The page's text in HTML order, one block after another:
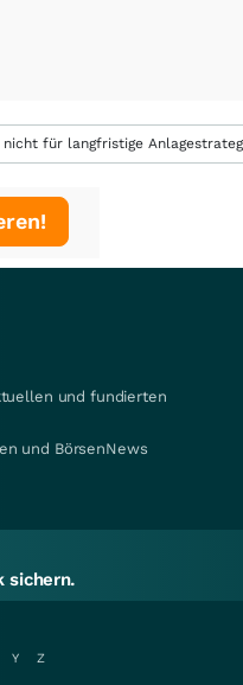
für langfristige
und fundierten
und BörsenNews
sichern.
Y
Z